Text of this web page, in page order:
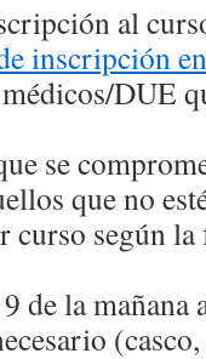
al
inscripción
DUE
se
que no
curso según
de la mañana
(casco,